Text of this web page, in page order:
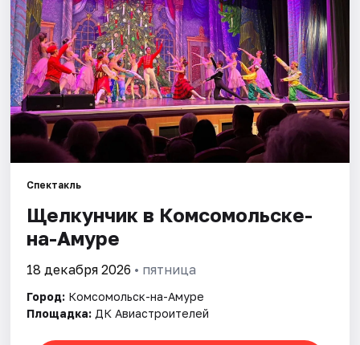
Артисты
Рейтинги
Спектакль
Щелкунчик в Комсомольске-
на-Амуре
18 декабря 2026 • пятница
Город: Комсомольск-на-Амуре
Площадка: ДК Авиастроителей